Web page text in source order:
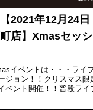
2021年12月24
店】Xmasセッ
イベントは・・・ライ
ジョン！！クリスマス限
ベント開催！！普段ライ